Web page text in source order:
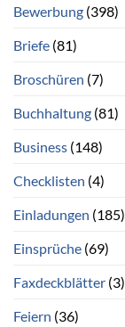
Bewerbung (398)
Briefe (81)
Broschüren (7)
Buchhaltung (81)
Business (148)
Checklisten (4)
Einladungen (185)
Einsprüche (69)
Faxdeckblätter (3)
Feiern (36)